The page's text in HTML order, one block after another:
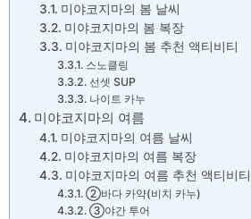
미야코지마의 봄 날씨
미야코지마의 봄 복장
미야코지마의 봄 추천 액티비티
스노클링
선셋 SUP
나이트 카누
미야코지마의 여름
미야코지마의 여름 날씨
미야코지마의 여름 복장
미야코지마의 여름 추천 액티비
②바다 카약(비치 카누)
③야간 투어